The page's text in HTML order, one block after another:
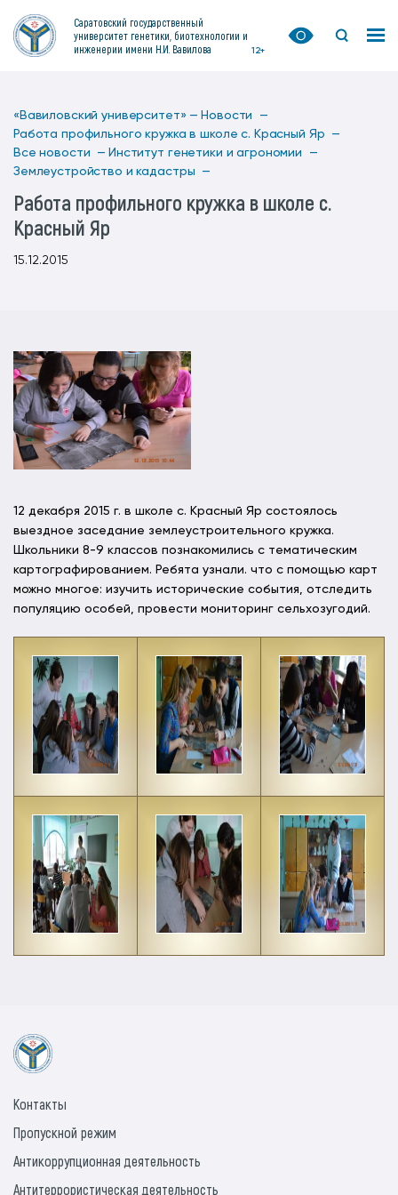
Саратовский государственный
университет генетики, биотехнологии и
инженерии имени Н.И. Вавилова
12+
«Вавиловский университет» — Новости —
Работа профильного кружка в школе с. Красный Яр —
Все новости — Институт генетики и агрономии —
Землеустройство и кадастры —
Работа профильного кружка в школе с.
Красный Яр
15.12.2015
12 декабря 2015 г. в школе с. Красный Яр состоялось
выездное заседание землеустроительного кружка.
Школьники 8-9 классов познакомились с тематическим
картографированием. Ребята узнали. что с помощью карт
можно многое: изучить исторические события, отследить
популяцию особей, провести мониторинг сельхозугодий.
Контакты
Пропускной режим
Антикоррупционная деятельность
Антитеррористическая деятельность